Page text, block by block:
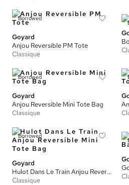
Borrowed
Goyard
Anjou Reversible PM Tote
Classique
Borrowed
Goyard
Anjou Reversible Mini Tote Bag
Classique
Borrowed
Goyard
Hulot Dans Le Train Anjou Reversible Mini Tote Bag
Classique